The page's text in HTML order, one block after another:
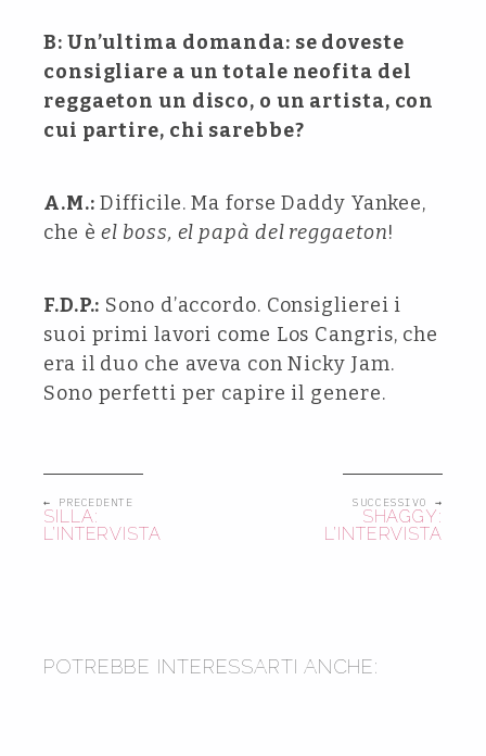
B: Un’ultima domanda: se doveste
consigliare a un totale neofita del
reggaeton un disco, o un artista, con
cui partire, chi sarebbe?
A.M.: Difficile. Ma forse Daddy Yankee,
che èel boss, el papà del reggaeton!
F.D.P.: Sono d’accordo. Consiglierei i
suoi primi lavori come Los Cangris, che
era il duo che aveva con Nicky Jam.
Sono perfetti per capire il genere.
← PRECEDENTE
SILLA:
L’INTERVISTA
SUCCESSIVO →
SHAGGY:
L’INTERVISTA
POTREBBE INTERESSARTI ANCHE:
2013
2017